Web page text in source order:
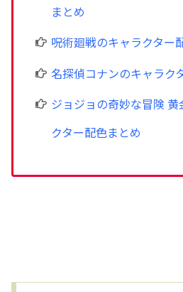
まとめ
呪術廻戦のキャラクター
名探偵コナンのキャラク
ジョジョの奇妙な冒険
クター配色まとめ